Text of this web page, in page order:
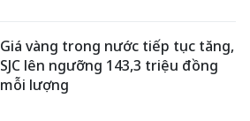
Giá vàng trong nước tiếp tục tăng,
SJC lên ngưỡng 143,3 triệu đồng
mỗi lượng